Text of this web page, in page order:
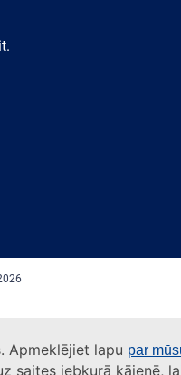
Apmeklējiet lapu par
saites jebkurā kājenē,